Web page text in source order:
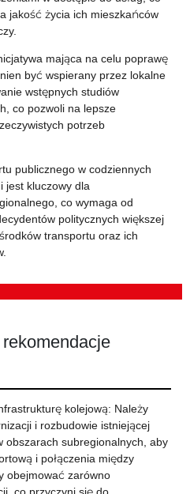
jakość życia ich mieszkańców
mająca na celu poprawę
być wspierany przez lokalne
wstępnych studiów
co pozwoli na lepsze
potrzeb
publicznego w codziennych
jest kluczowy dla
co wymaga od
politycznych większej
transportu oraz ich
rekomendacje
kolejową: Należy
i rozbudowie istniejącej
obszarach subregionalnych, aby
i połączenia między
obejmować zarówno